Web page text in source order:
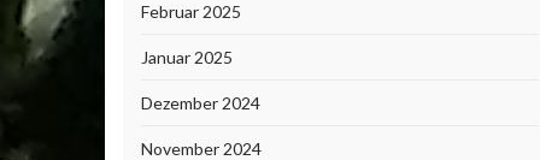
Februar 2025
Januar 2025
Dezember 2024
November 2024